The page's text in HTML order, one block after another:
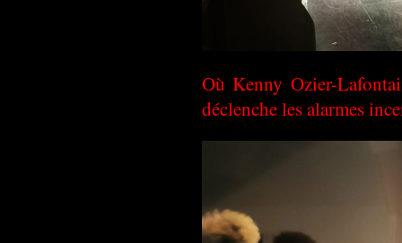
Où Kenny Ozier-
déclenche les alarmes